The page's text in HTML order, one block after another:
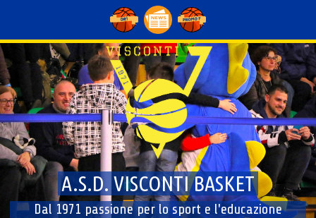
content
A.S.D. VISCONTI BASKET
Dal 1971 passione per lo sport e l'educazione